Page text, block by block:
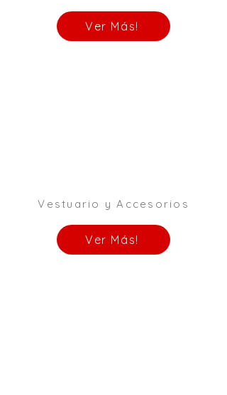
Ver Más!
Vestuario y Accesorios
Ver Más!